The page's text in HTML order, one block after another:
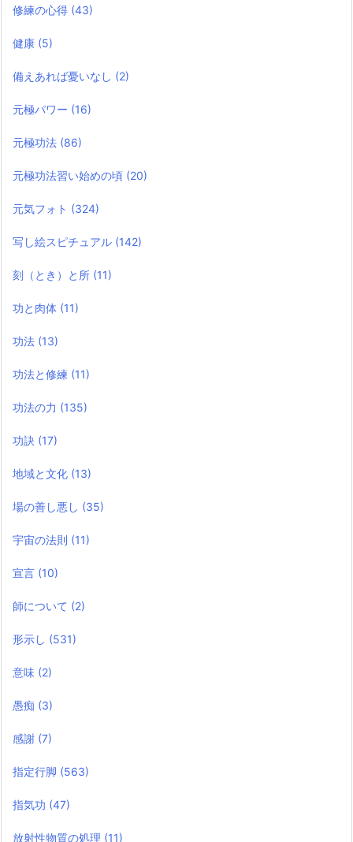
修練の心得 (43)
健康 (5)
備えあれば憂いなし (2)
元極パワー (16)
元極功法 (86)
元極功法習い始めの頃 (20)
元気フォト (324)
写し絵スピチュアル (142)
刻（とき）と所 (11)
功と肉体 (11)
功法 (13)
功法と修練 (11)
功法の力 (135)
功訣 (17)
地域と文化 (13)
場の善し悪し (35)
宇宙の法則 (11)
宣言 (10)
師について (2)
形示し (531)
意味 (2)
愚痴 (3)
感謝 (7)
指定行脚 (563)
指気功 (47)
放射性物質の処理 (11)